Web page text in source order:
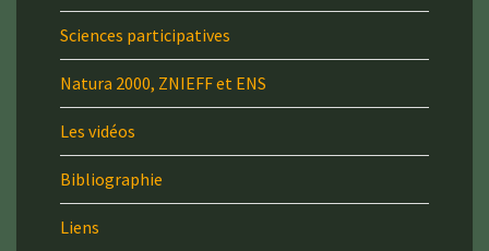
Sciences participatives
Natura 2000, ZNIEFF et ENS
Les vidéos
Bibliographie
Liens